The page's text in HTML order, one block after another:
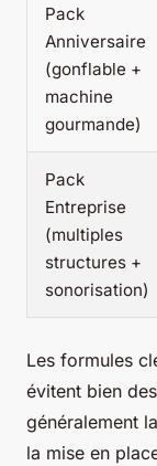
Pack
Anniversaire
(gonflable +
machine
gourmande)
Pack
Entreprise
(multiples
structures +
sonorisation)
Les formules
évitent bien
généralement
la mise en